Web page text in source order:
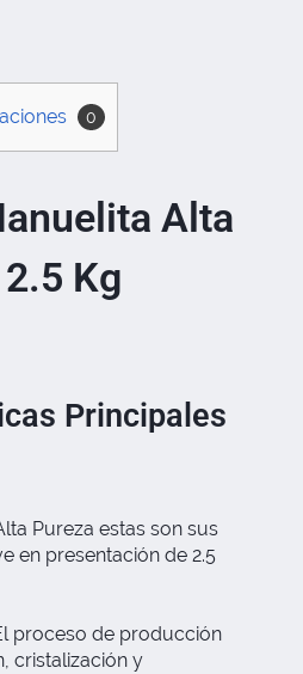
0
Alta
Kg
Principales
Pureza estas son sus
en presentación de 2.5
proceso de producción
cristalización y